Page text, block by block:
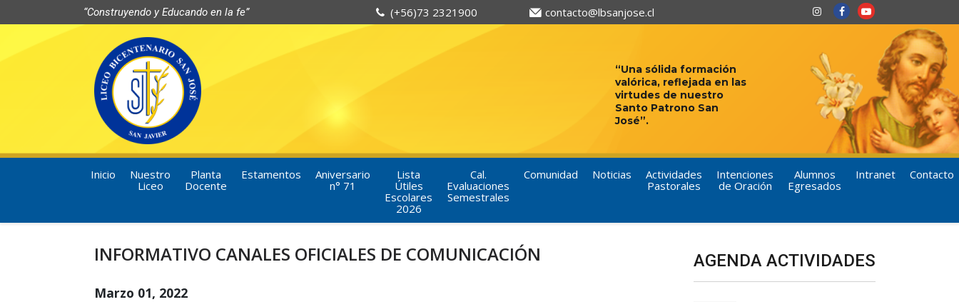
“Construyendo y Educando en la fe” (+56)73 2321900 contacto@lbsanjose.cl
“Una sólida formación
valórica, reflejada en las
virtudes de nuestro
Santo Patrono San
José”.
Inicio
Nuestro
Liceo
Planta
Docente
Estamentos
Aniversario
n° 71
Lista
Útiles
Escolares
2026
Cal.
Evaluaciones
Semestrales
Comunidad Noticias
Actividades
Pastorales
Intenciones
de Oración
Alumnos
Egresados
Intranet Contacto
INFORMATIVO CANALES OFICIALES DE COMUNICACIÓN
Marzo 01, 2022
AGENDA ACTIVIDADES